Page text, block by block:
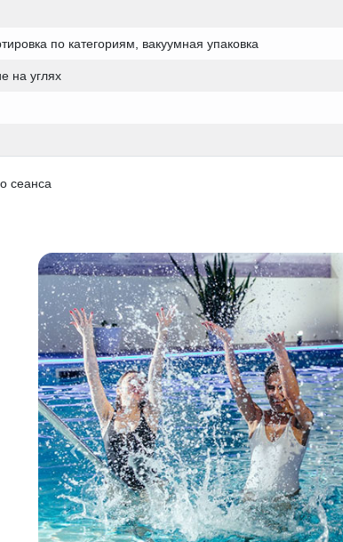
по категориям, вакуумная упаковка
на углях
сеанса